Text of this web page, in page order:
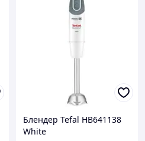
Блендер Tefal HB641138
White